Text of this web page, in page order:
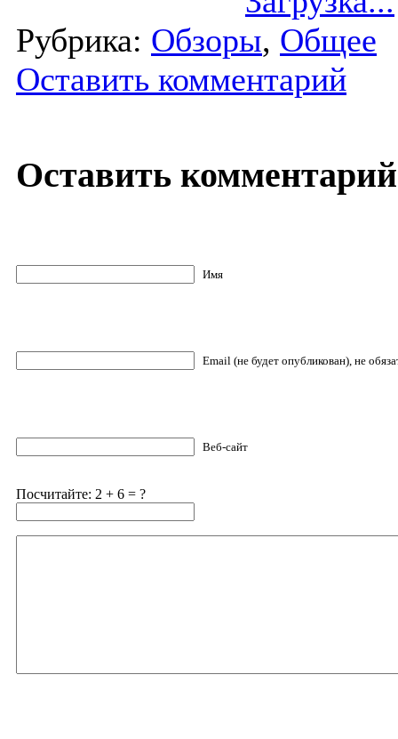
Рубрика: Обзоры, Общее
Оставить комментарий
Оставить комментарий
Имя
Email (не будет опубликован), не
Веб-сайт
Посчитайте: 2 + 6 = ?